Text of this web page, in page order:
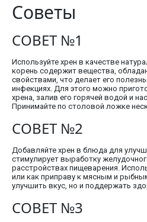
Советы
СОВЕТ №1
Используйте хрен в качестве
корень содержит вещества,
свойствами, что делает его
инфекциях. Для этого можно
хрена, залив его горячей водой и
Принимайте по столовой ложке
СОВЕТ №2
Добавляйте хрен в блюда для
стимулирует выработку
расстройствах пищеварения.
или как приправу к мясным и
улучшить вкус, но и поддержать
СОВЕТ №3